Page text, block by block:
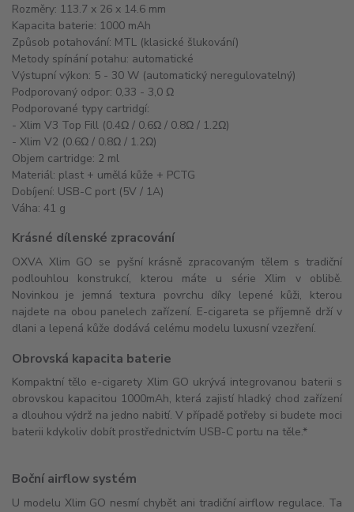
Rozměry: 113.7 x 26 x 14.6 mm
Kapacita baterie: 1000 mAh
Způsob potahování: MTL (klasické šlukování)
Metody spínání potahu: automatické
Výstupní výkon: 5 - 30 W (automatický neregulovatelný)
Podporovaný odpor: 0,33 - 3,0 Ω
Podporované typy cartridgí:
- Xlim V3 Top Fill (0.4Ω / 0.6Ω / 0.8Ω / 1.2Ω)
- Xlim V2 (0.6Ω / 0.8Ω / 1.2Ω)
Objem cartridge: 2 ml
Materiál: plast + umělá kůže + PCTG
Dobíjení: USB-C port (5V / 1A)
Váha: 41 g
Krásné dílenské zpracování
OXVA Xlim GO se pyšní krásně zpracovaným tělem s tradiční
podlouhlou konstrukcí, kterou máte u série Xlim v oblibě.
Novinkou je jemná textura povrchu díky lepené kůži, kterou
najdete na obou panelech zařízení. E-cigareta se příjemně drží v
dlani a lepená kůže dodává celému modelu luxusní vzezření.
Obrovská kapacita baterie
Kompaktní tělo e-cigarety Xlim GO ukrývá integrovanou baterii s
obrovskou kapacitou 1000mAh, která zajistí hladký chod zařízení
a dlouhou výdrž na jedno nabití. V případě potřeby si budete moci
baterii kdykoliv dobít prostřednictvím USB-C portu na těle.*
Boční airflow systém
U modelu Xlim GO nesmí chybět ani tradiční airflow regulace. Ta